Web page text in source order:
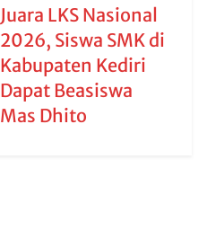
Juara LKS Nasional
2026, Siswa SMK di
Kabupaten Kediri
Dapat Beasiswa
Mas Dhito